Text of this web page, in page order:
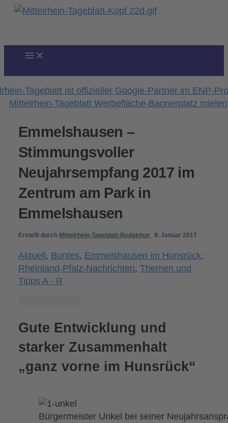
Zum
Emmelshausen –
Stimmungsvoller
Neujahrsempfang 2017 im
Zentrum am Park in
Emmelshausen
Erstellt durch Mittelrhein-Tageblatt-Redaktion 9. Januar 2017
Aktuell, Buntes, Emmelshausen im Hunsrück,
Rheinland-Pfalz-Nachrichten,Themen und
Tipps A - R
Gute Entwicklung und
starker Zusammenhalt
„ganz vorne im Hunsrück“
Bürgermeister Unkel bei seiner